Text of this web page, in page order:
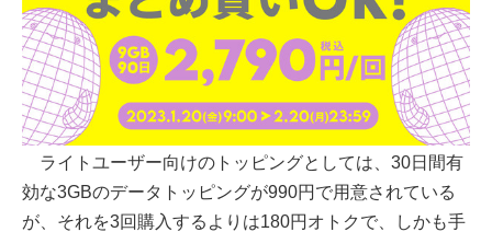
ライトユーザー向けのトッピングとしては、30日間有
効な3GBのデータトッピングが990円で用意されている
が、それを3回購入するよりは180円オトクで、しかも手